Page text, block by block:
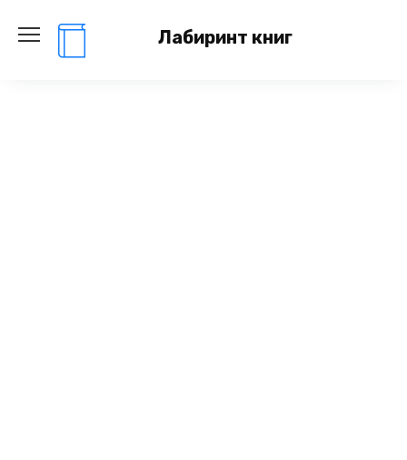
содержанию
Лабиринт книг